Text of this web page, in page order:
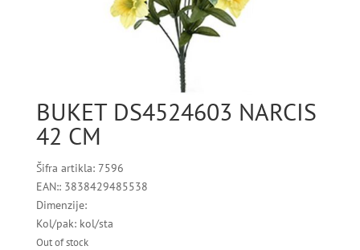
BUKET DS4524603 NARCIS
42 CM
Šifra artikla: 7596
EAN:: 3838429485538
Dimenzije:
Kol/pak: kol/sta
Out of stock